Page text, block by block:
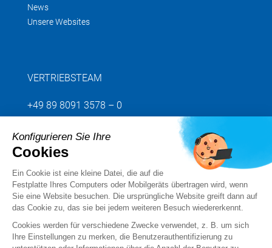
News
Unsere Websites
VERTRIEBSTEAM
+49 89 8091 3578 – 0
Senden Sie uns Ihre Anfrage
Folgen Sie uns
Konfigurieren Sie Ihre
Cookies
Ein Cookie ist eine kleine Datei, die auf die
Festplatte Ihres Computers oder Mobilgeräts übertragen wird, wenn
Sie eine Website besuchen. Die ursprüngliche Website greift dann auf
das Cookie zu, das sie bei jedem weiteren Besuch wiedererkennt.
Cookies werden für verschiedene Zwecke verwendet, z. B. um sich
Ihre Einstellungen zu merken, die Benutzerauthentifizierung zu